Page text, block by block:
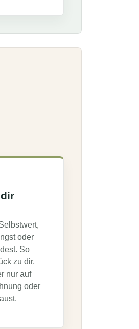
oder
So
zu dir,
nur auf
oder